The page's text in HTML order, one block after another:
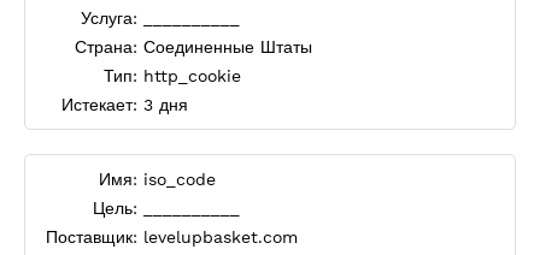
Услуга:
Страна: Соединенные Штаты
Тип: http_cookie
Истекает: 3 дня
Имя: iso_code
Цель:
Поставщик: levelupbasket.com